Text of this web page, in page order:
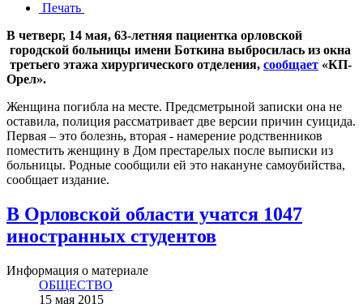
Печать
В четверг, 14 мая, 63-летняя пациентка орловской
городской больницы имени Боткина выбросилась из окна
третьего этажа хирургического отделения, сообщает «КП-
Орел».
Женщина погибла на месте. Предсметрыной записки она не
оставила, полиция рассматривает две версии причин суицида.
Первая – это болезнь, вторая - намерение родственников
поместить женщину в Дом престарелых после выписки из
больницы. Родные сообщили ей это накануне самоубийства,
сообщает издание.
В Орловской области учатся 1047
иностранных студентов
Информация о материале
ОБЩЕСТВО
15 мая 2015